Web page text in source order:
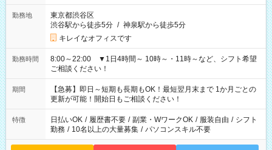
勤務地
東京都渋谷区
渋谷駅から徒歩5分 / 神泉駅から徒歩5分
キレイなオフィスです
勤務時間
8:00～22:00 ▼1日4時間～ 10時～・11時～など、シフト希望
ご相談ください！
期間
【急募】即日～短期も長期もOK！最短翌月末まで 1か月ごとの
更新が可能！開始日もご相談ください！
特徴 日払いOK / 履歴書不要 / 副業・WワークOK / 服装自由 / シフト
勤務 / 10名以上の大量募集 / パソコンスキル不要